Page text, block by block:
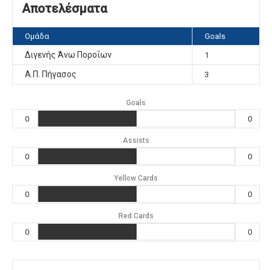
Αποτελέσματα
Ομάδα Goals
Διγενής Άνω Ποροΐων 1
Α.Π. Πήγασος 3
Goals
0 0
Assists
0 0
Yellow Cards
0 0
Red Cards
0 0